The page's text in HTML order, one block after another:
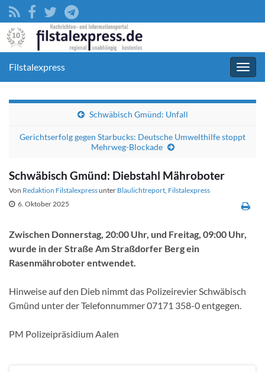
Filstalexpress
Schwäbisch Gmünd: Unfall
Gerichtserfolg gegen Starbucks: Deutsche Umwelthilfe stoppt
Mehrweg-Blockade
Schwäbisch Gmünd: Diebstahl Mähroboter
Von Redaktion Filstalexpressunter Blaulichtreport, Filstalexpress
6. Oktober 2025
Zwischen Donnerstag, 20:00 Uhr, und Freitag, 09:00 Uhr,
wurde in der Straße Am Straßdorfer Berg ein
Rasenmähroboter entwendet.
Hinweise auf den Dieb nimmt das Polizeirevier Schwäbisch
Gmünd unter der Telefonnummer 07171 358-0 entgegen.
PM Polizeipräsidium Aalen